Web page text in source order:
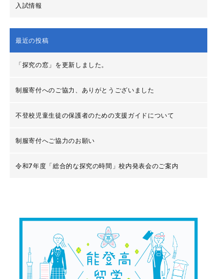
入試情報
最近の投稿
「探究の窓」を更新しました。
制服寄付へのご協力、ありがとうございました
不登校児童生徒の保護者のための支援ガイドについて
制服寄付へご協力のお願い
令和7年度「総合的な探究の時間」校内発表会のご案内